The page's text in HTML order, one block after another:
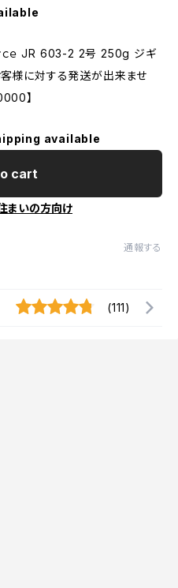
ｃｅ JR 603-2 2号 250g ジギ
様に対する発送が出来ませ
】
available
cart
まいの方向け
通報する
(111)